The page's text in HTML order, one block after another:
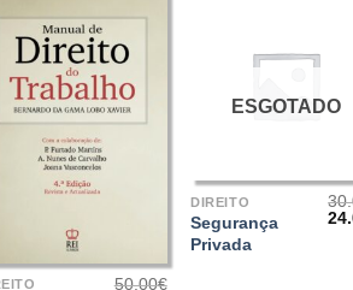
50.00€
ESGOTADO
DIREITO
Segurança
Privada
O